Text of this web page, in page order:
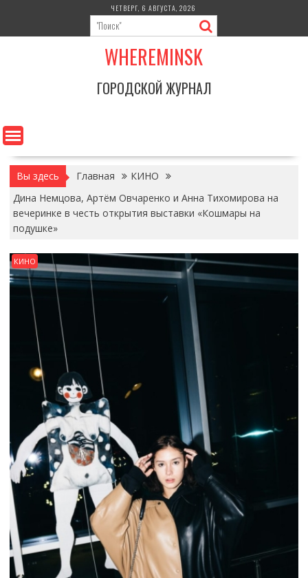
содержимому
ЧЕТВЕРГ, 6 АВГУСТА, 2026
WHEREMINSK
ГОРОДСКОЙ ЖУРНАЛ
Вы здесь Главная
КИНО
Дина Немцова, Артём Овчаренко и Анна Тихомирова на
вечеринке в честь открытия выставки «Кошмары на
подушке»
КИНО